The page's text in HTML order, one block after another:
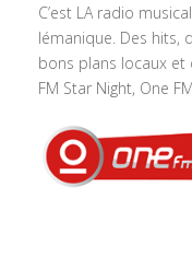
C’est LA radio
lémanique. Des hits,
bons plans locaux et
FM Star Night, One